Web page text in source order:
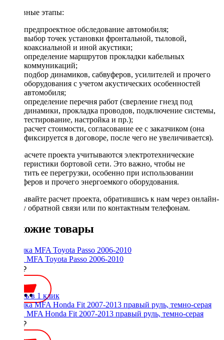
Основные этапы:
предпроектное обследование автомобиля;
выбор точек установки фронтальной, тыловой,
коаксиальной и иной акустики;
определение маршрутов прокладки кабельных
коммуникаций;
подбор динамиков, сабвуферов, усилителей и прочего
оборудования с учетом акустических особенностей
автомобиля;
определение перечня работ (сверление гнезд под
динамики, прокладка проводов, подключение системы,
тестирование, настройка и пр.);
расчет стоимости, согласование ее с заказчиком (она
фиксируется в договоре, после чего не увеличивается).
При расчете проекта учитываются электротехнические
характеристики бортовой сети. Это важно, чтобы не
допустить ее перегрузки, особенно при использовании
сабвуферов и прочего энергоемкого оборудования.
Заказывайте расчет проекта, обратившись к нам через онлайн-
форму обратной связи или по контактным телефонам.
Похожие товары
Рамка MFA Toyota Passo 2006-2010
2100 ₽
Купить в 1 клик
Рамка MFA Honda Fit 2007-2013 правый руль, темно-серая
2000 ₽